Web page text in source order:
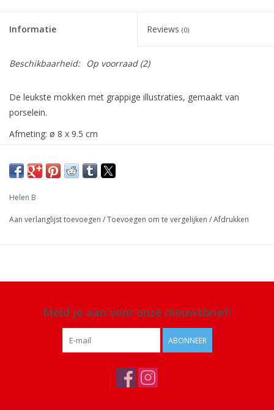
Informatie Reviews (0)
Beschikbaarheid: Op voorraad(2)
De leukste mokken met grappige illustraties, gemaakt van
porselein.
Afmeting: ø 8 x 9.5 cm
Inhoud: 220 ml
Details: handgemaakt, vaatwas-, oven- en magnetronbestendig
Helen B
Aan verlanglijst toevoegen /Toevoegen om te vergelijken /Afdrukken
Meld je aan voor onze nieuwsbrief:
ABONNEER